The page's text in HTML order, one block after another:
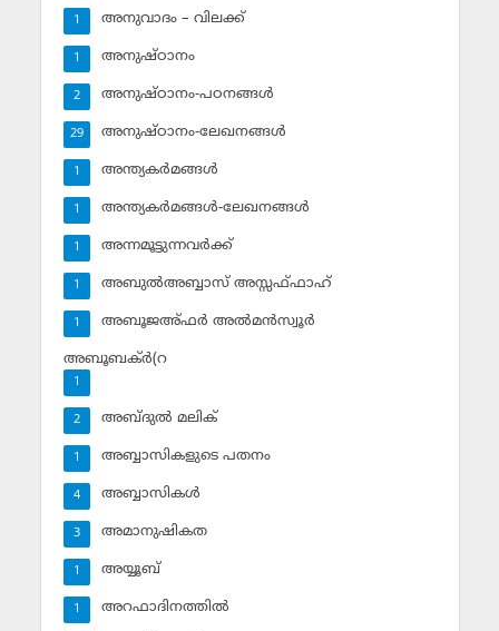
അനുവാദം – വിലക്ക്‌
1
അനുഷ്ഠാനം
1
അനുഷ്ഠാനം-പഠനങ്ങള്‍
2
അനുഷ്ഠാനം-ലേഖനങ്ങള്‍
29
അന്ത്യകര്‍മങ്ങള്‍
1
അന്ത്യകര്‍മങ്ങള്‍-ലേഖനങ്ങള്‍
1
അന്നമൂട്ടുന്നവര്‍ക്ക്
1
അബുല്‍അബ്ബാസ് അസ്സഫ്ഫാഹ്‌
1
അബൂജഅ്ഫര്‍ അല്‍മന്‍സ്വൂര്‍
1
അബൂബക്ര്‍(റ
1
അബ്ദുല്‍ മലിക്‌
2
അബ്ബാസികളുടെ പതനം
1
അബ്ബാസികള്‍
4
അമാനുഷികത
3
അയ്യൂബ്‌
1
അറഫാദിനത്തില്‍
1